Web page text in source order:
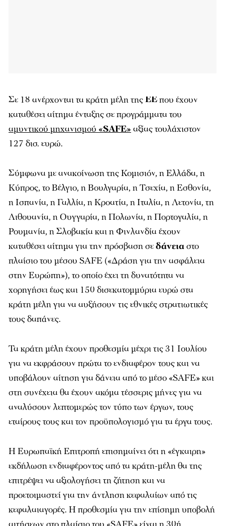
Σε 18 ανέρχονται τα κράτη μέλη τηςΕΕπου έχουν
καταθέσει αίτημα ένταξης σε προγράμματα του
αμυντικού μηχανισμού «SAFE» αξίας τουλάχιστον
127 δισ. ευρώ.
Σύμφωνα με ανακοίνωση της Κομισιόν, η Ελλάδα, η
Κύπρος, το Βέλγιο, η Βουλγαρία, η Τσεχία, η Εσθονία,
η Ισπανία, η Γαλλία, η Κροατία, η Ιταλία, η Λετονία, τη
Λιθουανία, η Ουγγαρία, η Πολωνία, η Πορτογαλία, η
Ρουμανία, η Σλοβακία και η Φινλανδία έχουν
καταθέσει αίτημα για την πρόσβαση σεδάνειαστο
πλαίσιο του μέσου SAFE («Δράση για την ασφάλεια
στην Ευρώπη»), το οποίο έχει τη δυνατότητα να
χορηγήσει έως και 150 δισεκατομμύρια ευρώ στα
κράτη μέλη για να αυξήσουν τις εθνικές στρατιωτικές
τους δαπάνες.
Τα κράτη μέλη έχουν προθεσμία μέχρι τις 31 Ιουλίου
για να εκφράσουν πρώτα το ενδιαφέρον τους και να
υποβάλουν αίτηση για δάνεια από το μέσο «SAFE» και
στη συνέχεια θα έχουν ακόμα τέσσερις μήνες για να
αναλύσουν λεπτομερώς τον τύπο των έργων, τους
εταίρους τους και τον προϋπολογισμό για τα έργα τους.
Η Ευρωπαϊκή Επιτροπή επισημαίνει ότι η «έγκαιρη»
εκδήλωση ενδιαφέροντος από τα κράτη-μέλη θα της
επιτρέψει να αξιολογήσει τη ζήτηση και να
προετοιμαστεί για την άντληση κεφαλαίων από τις
κεφαλαιαγορές. Η προθεσμία για την επίσημη υποβολή